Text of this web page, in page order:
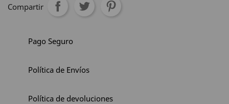
Compartir
Pago Seguro
Política de Envíos
Política de devoluciones